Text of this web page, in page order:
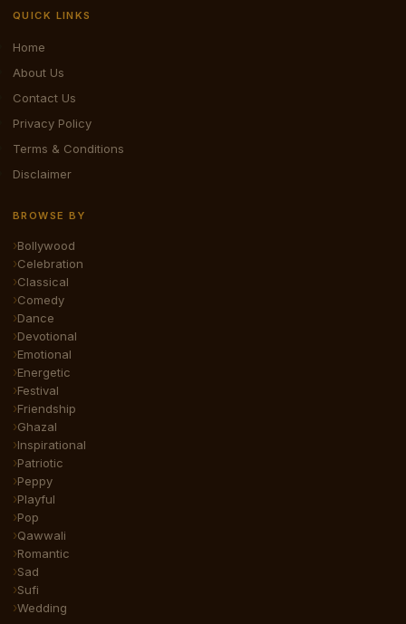
QUICK LINKS
Home
About Us
Contact Us
Privacy Policy
Terms & Conditions
Disclaimer
BROWSE BY
Bollywood
Celebration
Classical
Comedy
Dance
Devotional
Emotional
Energetic
Festival
Friendship
Ghazal
Inspirational
Patriotic
Peppy
Playful
Pop
Qawwali
Romantic
Sad
Sufi
Wedding